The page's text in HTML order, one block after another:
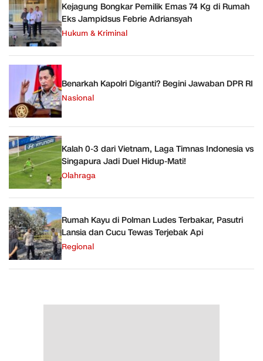
Kejagung Bongkar Pemilik Emas 74 Kg di Rumah
Eks Jampidsus Febrie Adriansyah
Hukum & Kriminal
Benarkah Kapolri Diganti? Begini Jawaban DPR RI
Nasional
Kalah 0-3 dari Vietnam, Laga Timnas Indonesia vs
Singapura Jadi Duel Hidup-Mati!
Olahraga
Rumah Kayu di Polman Ludes Terbakar, Pasutri
Lansia dan Cucu Tewas Terjebak Api
Regional